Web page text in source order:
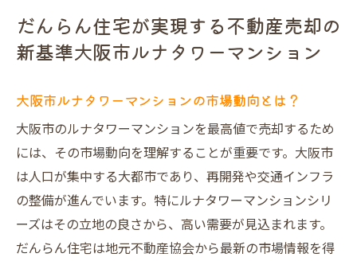
プロのサポートで安心の売却体験
売主様のニーズに応じた柔軟なプラン
ョンを高値売却
プレミアム売却戦略とは何か？
高値売却を実現する価格設定のコツ
戦略的マーケティングで最大化する価値
市場価格を超える売却を目指して
だんらん住宅の実績から見る成功の秘訣
だんらん住宅が実現する不動産売却の
新基準大阪市ルナタワーマンション
大阪市ルナタワーマンションの市場動向とは？
大阪市のルナタワーマンションを最高値で売却するため
には、その市場動向を理解することが重要です。大阪市
は人口が集中する大都市であり、再開発や交通インフラ
の整備が進んでいます。特にルナタワーマンションシリ
ーズはその立地の良さから、高い需要が見込まれます。
だんらん住宅は地元不動産協会から最新の市場情報を得